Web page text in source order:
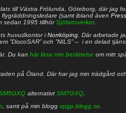
till Västra Frölunda, Göteborg, där jag
(samt ibland även
sedan 1995 tillhörSjöfartsverket
huvudkontor iNorrköping . Där arbetade
”DiscoSAR” och ”NILS” – i en delad
Du kan här läsa min berättelse om mitt
på Öland. Där har jag min trädgård
alternativt SM7GXQ
, samt på min blogg cpgp.blogg.se